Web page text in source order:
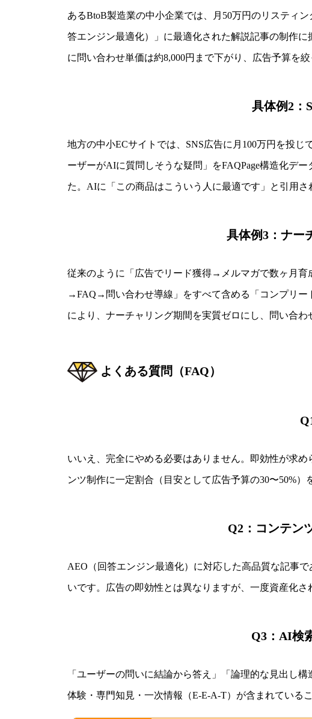
あるBtoB製造業の中小企業では、月50万円のリスティ
答エンジン最適化）」に最適化された解説記事の制作
に問い合わせ単価は約8,000円まで下がり、広告予算を
具体例2：
地方の中小ECサイトでは、SNS広告に月100万円を投
ーザーがAIに質問しそうな疑問」をFAQPage構造化デ
た。AIに「この商品はこういう人に最適です」と引用
具体例3：ナー
従来のように「広告でリード獲得→メルマガで数ヶ月
→FAQ→問い合わせ導線」をすべて含める「コンプリー
により、ナーチャリング期間を実質ゼロにし、問い合
よくある質問（FAQ）
いいえ、完全にやめる必要はありません。即効性が求
ンツ制作に一定割合（目安として広告予算の30〜50%）
Q2：コンテン
AEO（回答エンジン最適化）に対応した高品質な記事
いです。広告の即効性とは異なりますが、一度資産化さ
Q3：AI検
「ユーザーの問いに結論から答え」「論理的な見出し
体験・専門知見・一次情報（E-E-A-T）が含まれている